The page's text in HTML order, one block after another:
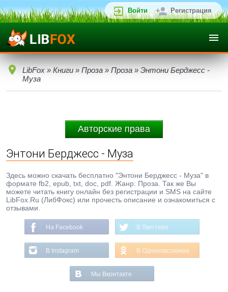
Войти Регистрация
LibFox » Книги » Проза » Проза » Энтони Берджесс -
Муза
Авторские права
Энтони Берджесс - Муза
Здесь можно скачать бесплатно "Энтони Берджесс - Муза" в
формате fb2, epub, txt, doc, pdf. Жанр: Проза. Так же Вы
можете читать книгу онлайн без регистрации и SMS на сайте
LibFox.Ru (ЛибФокс) или прочесть описание и ознакомиться с
отзывами.
На Facebook В Твиттере
В Instagram В Одноклассниках
Мы Вконтакте